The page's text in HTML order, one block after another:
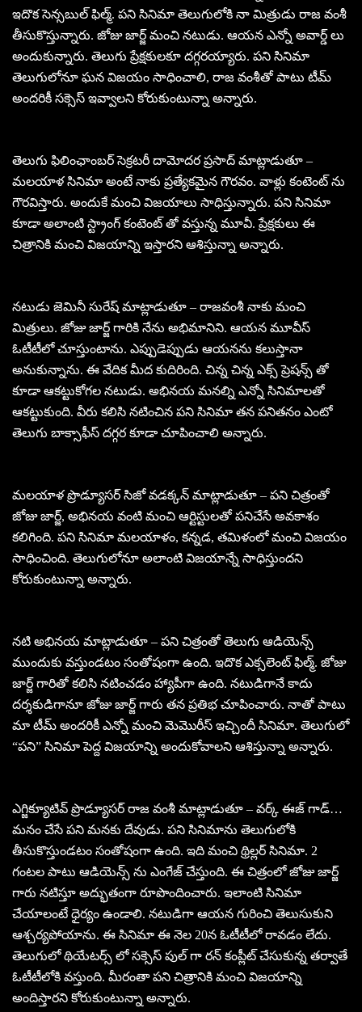
ఇదొక సెన్సబుల్ ఫిల్మ్. పని సినిమా తెలుగులోకి నా మిత్రుడు రాజ వంశీ
తీసుకొస్తున్నారు. జోజు జార్జ్ మంచి నటుడు. ఆయన ఎన్నో అవార్డ్ లు
అందుకున్నారు. తెలుగు ప్రేక్షకులకూ దగ్గరయ్యారు. పని సినిమా
తెలుగులోనూ ఘన విజయం సాధించాలి, రాజ వంశీతో పాటు టీమ్
అందరికీ సక్సెస్ ఇవ్వాలని కోరుకుంటున్నా అన్నారు.
తెలుగు ఫిలింఛాంబర్ సెక్రటరీ దామోదర ప్రసాద్ మాట్లాడుతూ –
మలయాళ సినిమా అంటే నాకు ప్రత్యేకమైన గౌరవం. వాళ్లు కంటెంట్ ను
గౌరవిస్తారు. అందుకే మంచి విజయాలు సాధిస్తున్నారు. పని సినిమా
కూడా అలాంటి స్ట్రాంగ్ కంటెంట్ తో వస్తున్న మూవీ. ప్రేక్షకులు ఈ
చిత్రానికి మంచి విజయాన్ని ఇస్తారని ఆశిస్తున్నా అన్నారు.
నటుడు జెమినీ సురేష్ మాట్లాడుతూ – రాజవంశీ నాకు మంచి
మిత్రులు. జోజు జార్జ్ గారికి నేను అభిమానిని. ఆయన మూవీస్
ఓటీటీలో చూస్తుంటాను. ఎప్పుడెప్పుడు ఆయనను కలుస్తానా
అనుకున్నాను. ఈ వేదిక మీద కుదిరింది. చిన్న చిన్న ఎక్స్ ప్రెషన్స్ తో
కూడా ఆకట్టుకోగల నటుడు. అభినయ మనల్ని ఎన్నో సినిమాలతో
ఆకట్టుకుంది. వీరు కలిసి నటించిన పని సినిమా తన పనితనం ఎంటో
తెలుగు బాక్సాఫీస్ దగ్గర కూడా చూపించాలి అన్నారు.
మలయాళ ప్రొడ్యూసర్ సిజో వడక్కన్ మాట్లాడుతూ – పని చిత్రంతో
జోజు జార్జ్, అభినయ వంటి మంచి ఆర్టిస్టులతో పనిచేసే అవకాశం
కలిగింది. పని సినిమా మలయాళం, కన్నడ, తమిళంలో మంచి విజయం
సాధించింది. తెలుగులోనూ అలాంటి విజయాన్నే సాధిస్తుందని
కోరుకుంటున్నా అన్నారు.
నటి అభినయ మాట్లాడుతూ – పని చిత్రంతో తెలుగు ఆడియెన్స్
ముందుకు వస్తుండటం సంతోషంగా ఉంది. ఇదొక ఎక్సలెంట్ ఫిల్మ్. జోజు
జార్జ్ గారితో కలిసి నటించడం హ్యాపీగా ఉంది. నటుడిగానే కాదు
దర్శకుడిగానూ జోజు జార్జ్ గారు తన ప్రతిభ చూపించారు. నాతో పాటు
మా టీమ్ అందరికీ ఎన్నో మంచి మెమొరీస్ ఇచ్చిందీ సినిమా. తెలుగులో
“పని” సినిమా పెద్ద విజయాన్ని అందుకోవాలని ఆశిస్తున్నా అన్నారు.
ఎగ్జిక్యూటివ్ ప్రొడ్యూసర్ రాజ వంశీ మాట్లాడుతూ – వర్క్ ఈజ్ గాడ్…
మనం చేసే పని మనకు దేవుడు. పని సినిమాను తెలుగులోకి
తీసుకొస్తుండటం సంతోషంగా ఉంది. ఇది మంచి థ్రిల్లర్ సినిమా. 2
గంటల పాటు ఆడియెన్స్ ను ఎంగేజ్ చేస్తుంది. ఈ చిత్రంలో జోజు జార్జ్
గారు నటిస్తూ అద్భుతంగా రూపొందించారు. ఇలాంటి సినిమా
చేయాలంటే ధైర్యం ఉండాలి. నటుడిగా ఆయన గురించి తెలుసుకుని
ఆశ్చర్యపోయాను. ఈ సినిమా ఈ నెల 20న ఓటీటీలో రావడం లేదు.
తెలుగులో థియేటర్స్ లో సక్సెస్ పుల్ గా రన్ కంప్లీట్ చేసుకున్న తర్వాతే
ఓటీటీలోకి వస్తుంది. మీరంతా పని చిత్రానికి మంచి విజయాన్ని
అందిస్తారని కోరుకుంటున్నా అన్నారు.